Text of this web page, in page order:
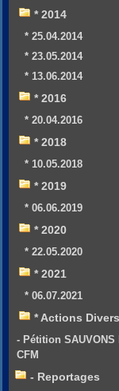
* 2014
* 25.04.2014
* 23.05.2014
* 13.06.2014
* 2016
* 20.04.2016
* 2018
* 10.05.2018
* 2019
* 06.06.2019
* 2020
* 22.05.2020
* 2021
* 06.07.2021
* Actions Divers
- Pétition SAUVONS
CFM
- Reportages